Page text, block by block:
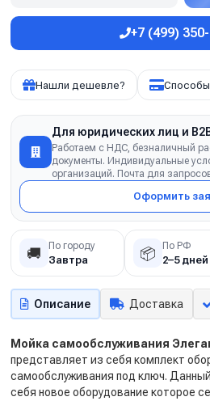
+7 (499)
Нашли дешевле?
Для юридических лиц и
Работаем с НДС, безналичный
документы. Индивидуальные
организаций. Почта для
Оформить
🚚 По городу
Завтра 📦 По РФ
2–5 дней
Описание Доставка
Мойка самообслуживания
представляет из себя комплект
самообслуживания под ключ.
себя новое оборудование которое